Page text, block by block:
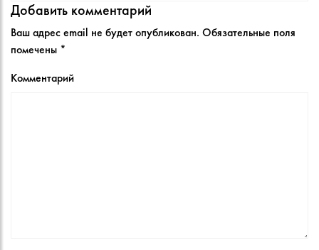
Добавить комментарий
Ваш адрес email не будет опубликован. Обязательные поля
помечены *
Комментарий